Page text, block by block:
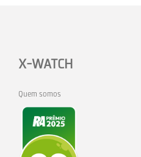
X-WATCH
Quem somos